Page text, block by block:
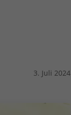
3. Juli 2024